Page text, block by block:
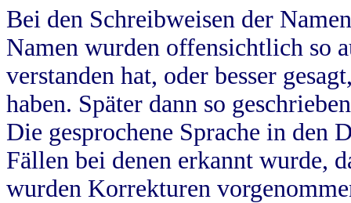
Bei den Schreibweisen der
Namen wurden offensichtlich so
verstanden hat, oder besser
haben. Später dann so
Die gesprochene Sprache in
Fällen bei denen erkannt wurde,
wurden Korrekturen